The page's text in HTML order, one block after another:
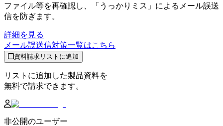
ファイル等を再確認し、「うっかりミス」によるメール誤送
信を防ぎます。
詳細を見る
メール誤送信対策一覧はこちら
資料請求リストに追加
リストに追加した製品資料を
無料で請求できます。
非公開のユーザー